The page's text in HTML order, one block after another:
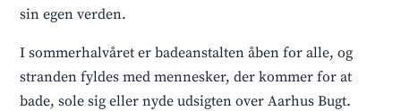
sin egen verden.
I sommerhalvåret er badeanstalten åben for alle, og
stranden fyldes med mennesker, der kommer for at
bade, sole sig eller nyde udsigten over Aarhus Bugt.